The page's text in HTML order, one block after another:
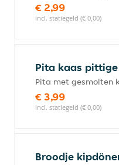
€ 2,99
incl. statiegeld (€ 0,00)
Pita kaas
Pita met gesmolten
€ 3,99
incl. statiegeld (€ 0,00)
Broodje